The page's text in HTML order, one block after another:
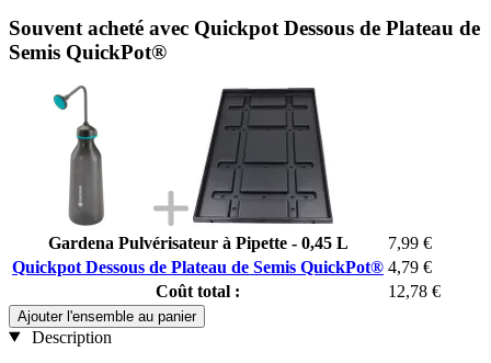
Souvent acheté avec Quickpot Dessous de Plateau de
Semis QuickPot®
Gardena Pulvérisateur à Pipette - 0,45 L
7,99 €
Quickpot Dessous de Plateau de Semis QuickPot® 4,79 €
Coût total :
12,78 €
Ajouter l'ensemble au panier
Description